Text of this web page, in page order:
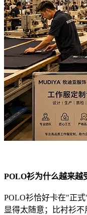
POLO衫为什么越来越
POLO衫恰好卡在"正
显得太随意；比衬衫